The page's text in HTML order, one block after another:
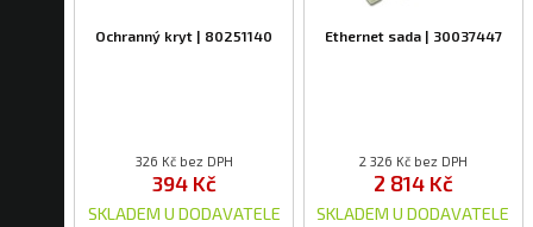
Ochranný kryt | 80251140
326 Kč bez DPH
394 Kč
SKLADEM U DODAVATELE
Ethernet sada | 30037447
2 326 Kč bez DPH
2 814 Kč
SKLADEM U DODAVATELE